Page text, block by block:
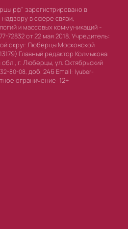
зарегистрировано в
в сфере связи,
и массовых коммуникаций -
72832 от 22 мая 2018. Учредитель:
округ Люберцы Московской
Главный редактор Колмыкова
г. Люберцы, ул. Октябрьский
80-08, доб. 246 Email: lyuber-
ограничение: 12+